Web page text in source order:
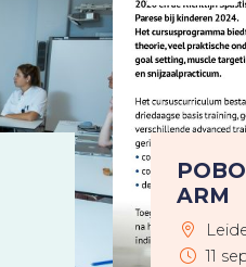
ARM
11